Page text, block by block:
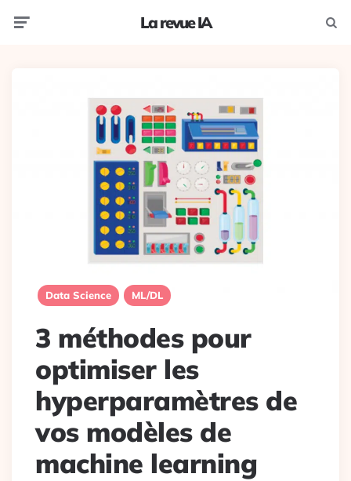
La revue IA
Data Science ML/DL
3 méthodes pour
optimiser les
hyperparamètres de
vos modèles de
machine learning